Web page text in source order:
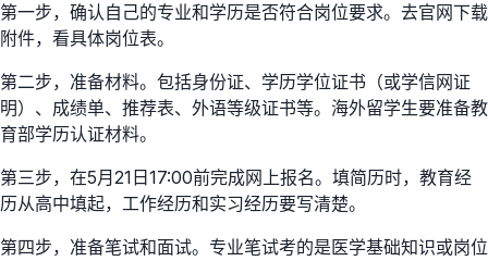
第一步，确认自己的专业和学历是否符合岗位要求。去官网下载
附件，看具体岗位表。
第二步，准备材料。包括身份证、学历学位证书（或学信网证
明）、成绩单、推荐表、外语等级证书等。海外留学生要准备教
育部学历认证材料。
第三步，在5月21日17:00前完成网上报名。填简历时，教育经
历从高中填起，工作经历和实习经历要写清楚。
第四步，准备笔试和面试。专业笔试考的是医学基础知识或岗位